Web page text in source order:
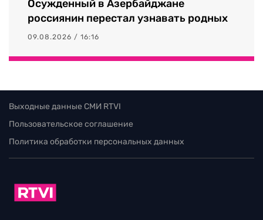
Осужденный в Азербайджане
россиянин перестал узнавать родных
09.08.2026 / 16:16
Выходные данные СМИ RTVI
Пользовательское соглашение
Политика обработки персональных данных